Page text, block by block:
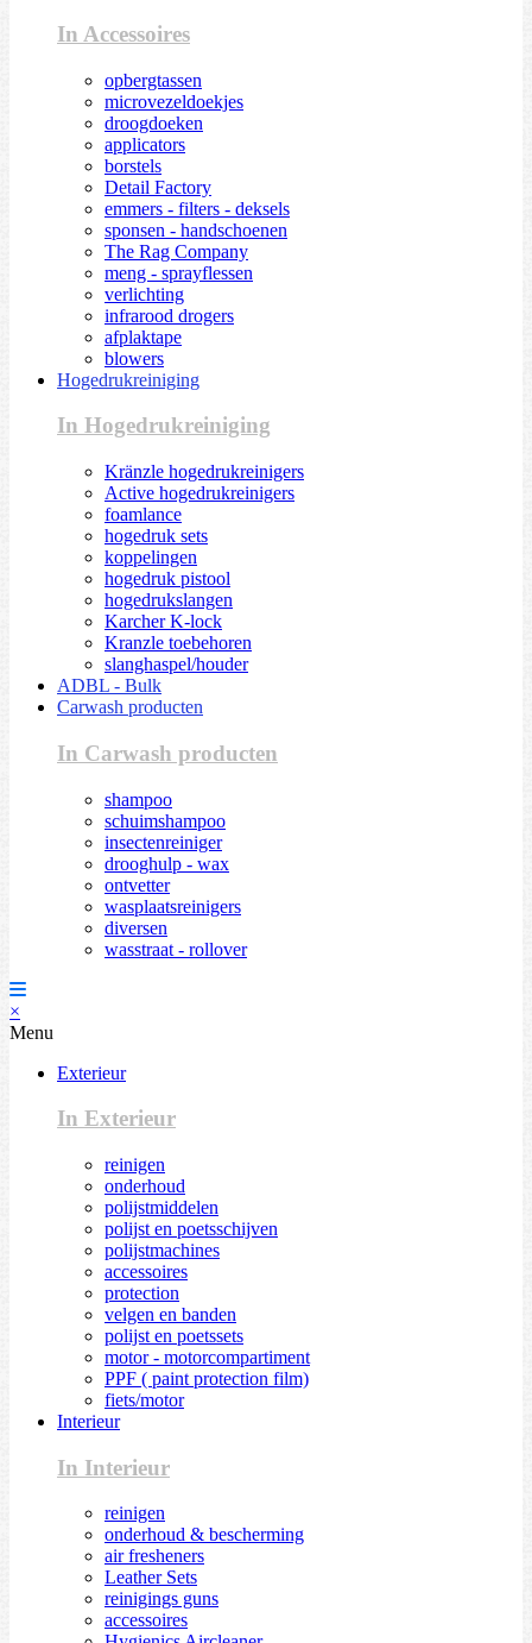
In Accessoires
opbergtassen
microvezeldoekjes
droogdoeken
applicators
borstels
Detail Factory
emmers - filters - deksels
sponsen - handschoenen
The Rag Company
meng - sprayflessen
verlichting
infrarood drogers
afplaktape
blowers
Hogedrukreiniging
In Hogedrukreiniging
Kränzle hogedrukreinigers
Active hogedrukreinigers
foamlance
hogedruk sets
koppelingen
hogedruk pistool
hogedrukslangen
Karcher K-lock
Kranzle toebehoren
slanghaspel/houder
ADBL - Bulk
Carwash producten
In Carwash producten
shampoo
schuimshampoo
insectenreiniger
drooghulp - wax
ontvetter
wasplaatsreinigers
diversen
wasstraat - rollover
×
Menu
Exterieur
In Exterieur
reinigen
onderhoud
polijstmiddelen
polijst en poetsschijven
polijstmachines
accessoires
protection
velgen en banden
polijst en poetssets
motor - motorcompartiment
PPF ( paint protection film)
fiets/motor
Interieur
In Interieur
reinigen
onderhoud & bescherming
air fresheners
Leather Sets
reinigings guns
accessoires